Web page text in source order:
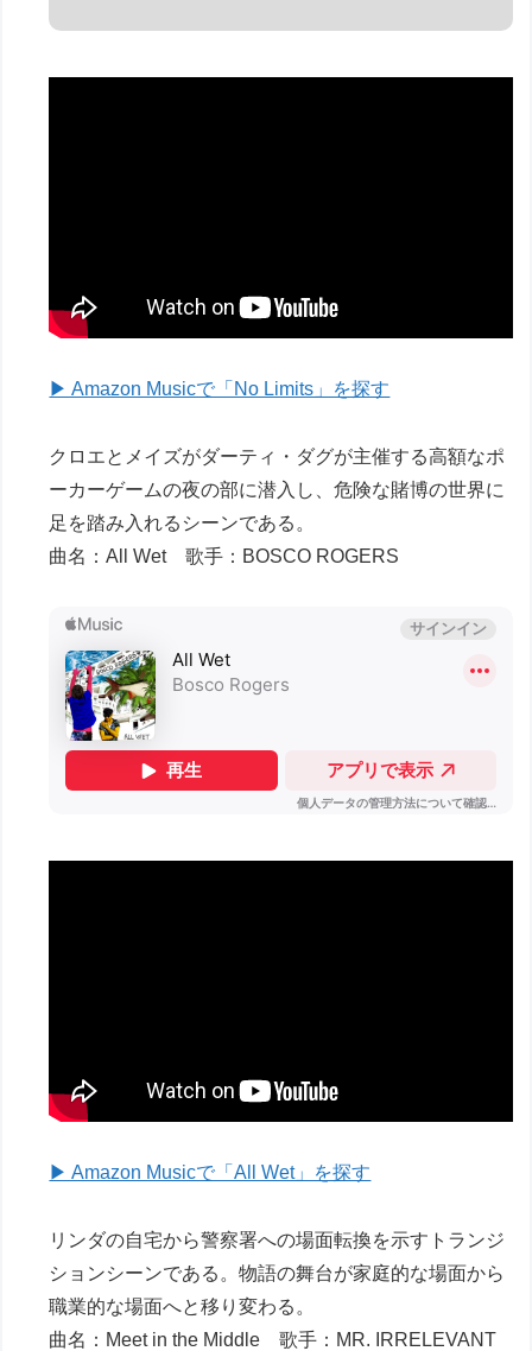
▶ Amazon Musicで「No Limits」を探す
クロエとメイズがダーティ・ダグが主催する高額なポ
ーカーゲームの夜の部に潜入し、危険な賭博の世界に
足を踏み入れるシーンである。
曲名：All Wet 歌手：BOSCO ROGERS
▶ Amazon Musicで「All Wet」を探す
リンダの自宅から警察署への場面転換を示すトランジ
ションシーンである。物語の舞台が家庭的な場面から
職業的な場面へと移り変わる。
曲名：Meet in the Middle 歌手：MR. IRRELEVANT